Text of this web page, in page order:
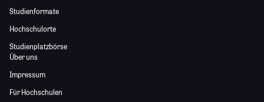
Studienformate
Hochschulorte
Studienplatzbörse
Über uns
Impressum
Für Hochschulen